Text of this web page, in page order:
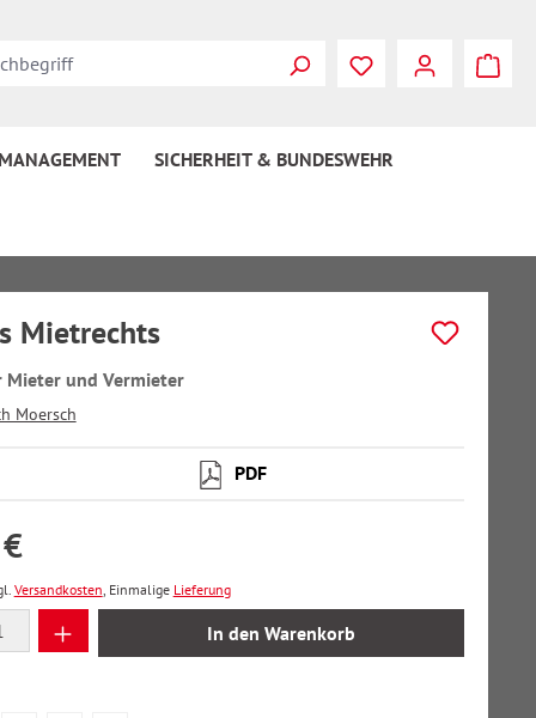
SICHERHEIT & BUNDESWEHR
Mietrechts
Mieter und Vermieter
Moersch
PDF
Versandkosten, Einmalige Lieferung
Anzahl: Gib den gewünschten Wert ein
In den Warenkorb